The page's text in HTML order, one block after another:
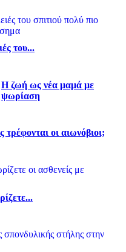
του...
Η ζωή ως νέα μαμά με
ψωρίαση
τρέφονται οι αιωνόβιοι;